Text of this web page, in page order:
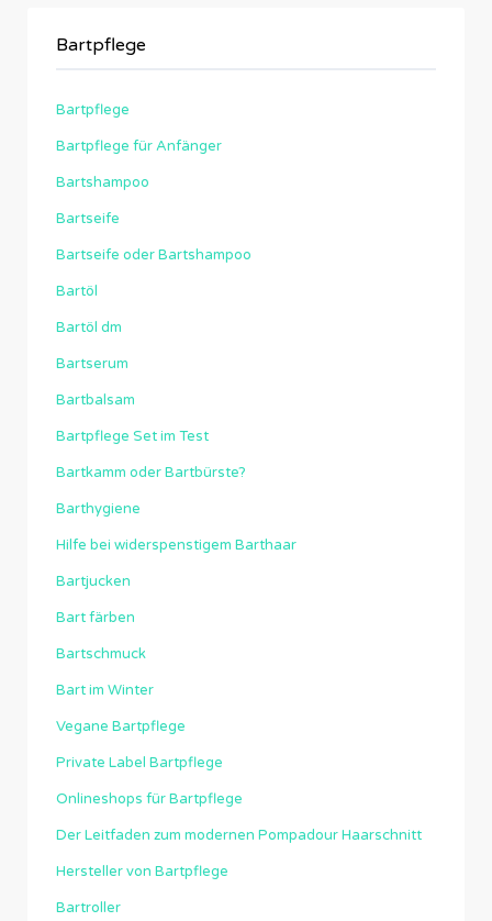
Bartpflege
Bartpflege
Bartpflege für Anfänger
Bartshampoo
Bartseife
Bartseife oder Bartshampoo
Bartöl
Bartöl dm
Bartserum
Bartbalsam
Bartpflege Set im Test
Bartkamm oder Bartbürste?
Barthygiene
Hilfe bei widerspenstigem Barthaar
Bartjucken
Bart färben
Bartschmuck
Bart im Winter
Vegane Bartpflege
Private Label Bartpflege
Onlineshops für Bartpflege
Der Leitfaden zum modernen Pompadour Haarschnitt
Hersteller von Bartpflege
Bartroller